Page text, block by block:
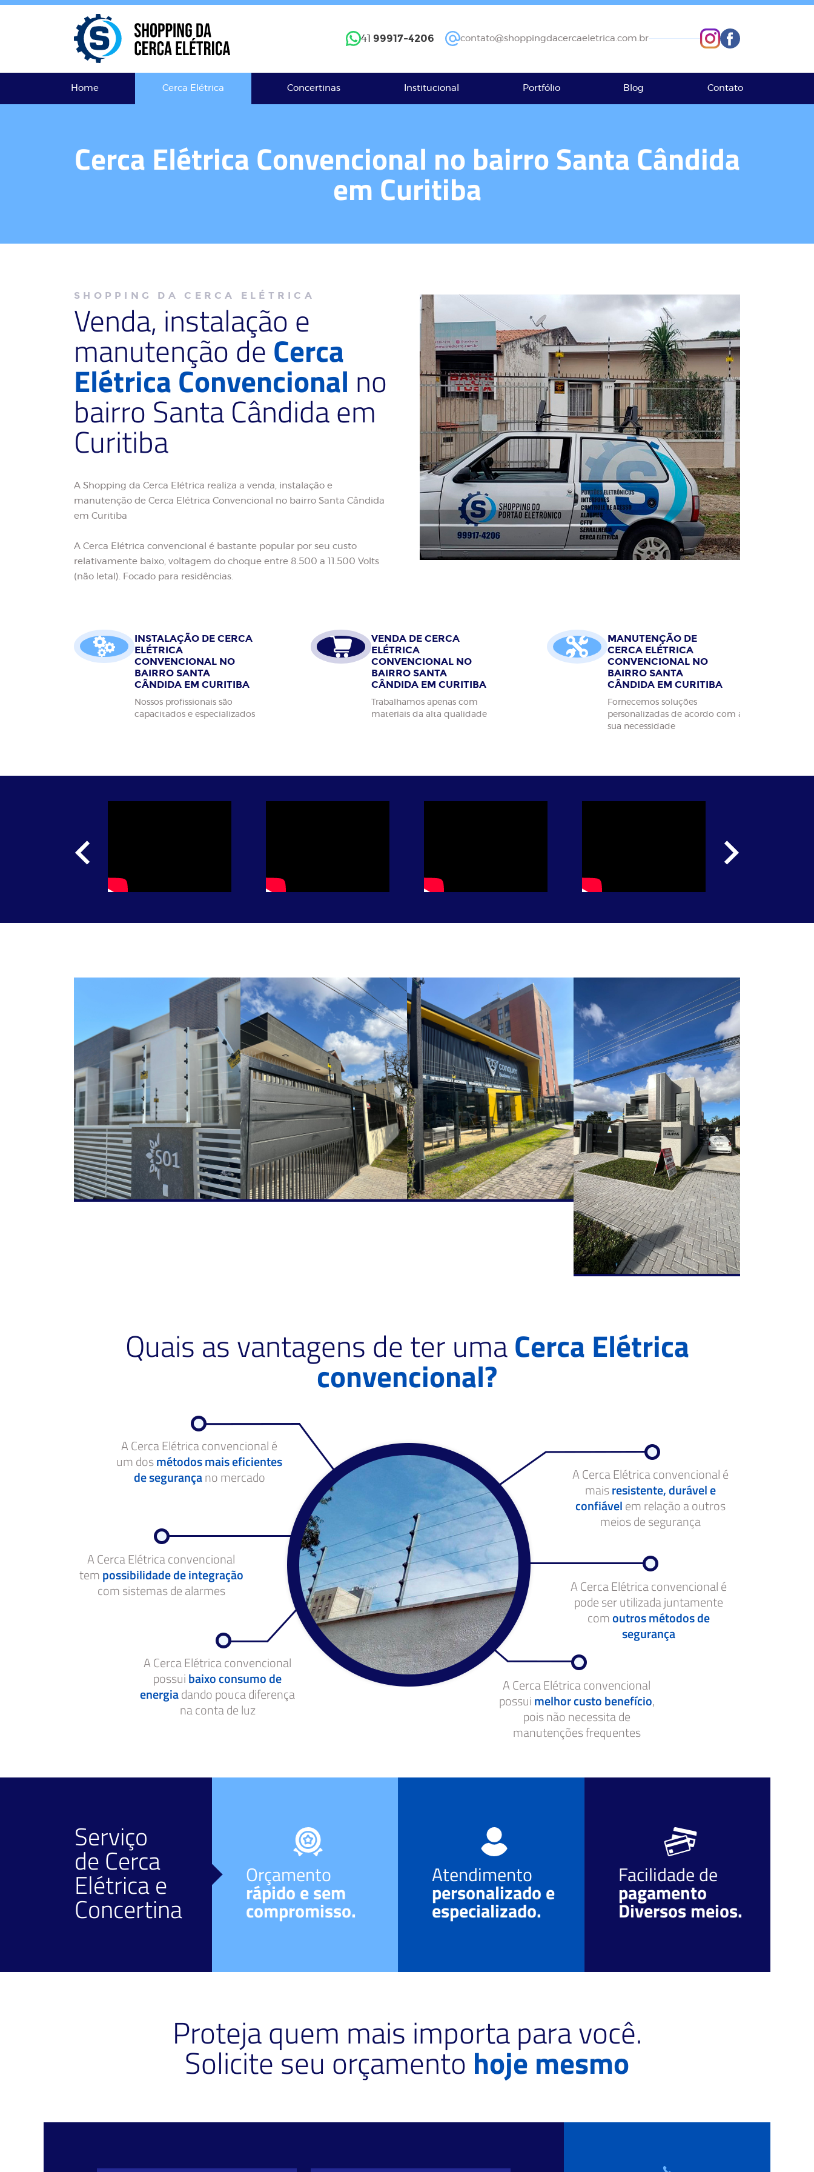
41 99917-4206 contato@shoppingdacercaeletrica.com.br
Home Cerca Elétrica Concertinas Institucional Portfólio Blog Contato
Cerca Elétrica Convencional no bairro Santa Cândida
em Curitiba
SHOPPING DA CERCA ELÉTRICA
Venda, instalação e
manutenção de Cerca
Elétrica Convencional no
bairro Santa Cândida em
Curitiba
A Shopping da Cerca Elétrica realiza a venda, instalação e
manutenção de Cerca Elétrica Convencional no bairro Santa Cândida
em Curitiba
A Cerca Elétrica convencional é bastante popular por seu custo
relativamente baixo, voltagem do choque entre 8.500 a 11.500 Volts
(não letal). Focado para residências.
INSTALAÇÃO DE CERCA
ELÉTRICA
CONVENCIONAL NO
BAIRRO SANTA
CÂNDIDA EM CURITIBA
Nossos profissionais são
capacitados e especializados
VENDA DE CERCA
ELÉTRICA
CONVENCIONAL NO
BAIRRO SANTA
CÂNDIDA EM CURITIBA
Trabalhamos apenas com
materiais da alta qualidade
MANUTENÇÃO DE
CERCA ELÉTRICA
CONVENCIONAL NO
BAIRRO SANTA
CÂNDIDA EM CURITIBA
Fornecemos soluções
personalizadas de acordo com a
sua necessidade
Quais as vantagens de ter umaCerca Elétrica
convencional?
A Cerca Elétrica convencional é
um dosmétodos mais eficientes
de segurançano mercado
A Cerca Elétrica convencional é
maisresistente, durável e
confiávelem relação a outros
meios de segurança
A Cerca Elétrica convencional
tempossibilidade de integração
com sistemas de alarmes
A Cerca Elétrica convencional é
pode ser utilizada juntamente
comoutros métodos de
segurança
A Cerca Elétrica convencional
possuibaixo consumo de
energiadando pouca diferença
na conta de luz
A Cerca Elétrica convencional
possuimelhor custo benefício,
pois não necessita de
manutenções frequentes
Serviço
deCerca
Elétricae
Concertina
Facilidade de
pagamento
Diversos meios.
Orçamento
rápido e sem
compromisso.
Atendimento
personalizado e
especializado.
Facilidade de
pagamento
Diversos meios.
Proteja quem mais importa para você.
Solicite seu orçamento hoje mesmo